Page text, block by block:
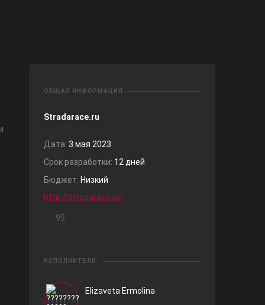
ОБЩАЯ ИНФОРМАЦИЯ
Stradarace.ru
Дата: 3 мая 2023
Срок разработки: 12 дней
Бюджет: Низкий
http://stradarace.ru/
95
ИСПОЛНИТЕЛИ:
Elizaveta Ermolina